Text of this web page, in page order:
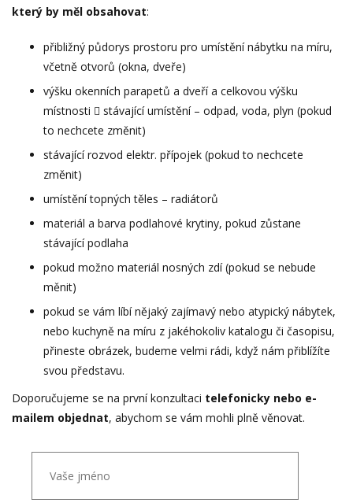
který by měl obsahovat:
přibližný půdorys prostoru pro umístění nábytku na míru,
včetně otvorů (okna, dveře)
výšku okenních parapetů a dveří a celkovou výšku
místnosti  stávající umístění – odpad, voda, plyn (pokud
to nechcete změnit)
stávající rozvod elektr. přípojek (pokud to nechcete
změnit)
umístění topných těles – radiátorů
materiál a barva podlahové krytiny, pokud zůstane
stávající podlaha
pokud možno materiál nosných zdí (pokud se nebude
měnit)
pokud se vám líbí nějaký zajímavý nebo atypický nábytek,
nebo kuchyně na míru z jakéhokoliv katalogu či časopisu,
přineste obrázek, budeme velmi rádi, když nám přiblížíte
svou představu.
Doporučujeme se na první konzultaci telefonicky nebo e-
mailem objednat, abychom se vám mohli plně věnovat.